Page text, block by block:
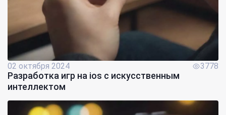
02 октября 2024 3778
Разработка игр на ios с искусственным
интеллектом